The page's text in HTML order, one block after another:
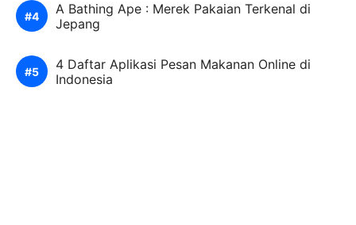
A Bathing Ape : Merek Pakaian Terkenal di
Jepang
4 Daftar Aplikasi Pesan Makanan Online di
Indonesia